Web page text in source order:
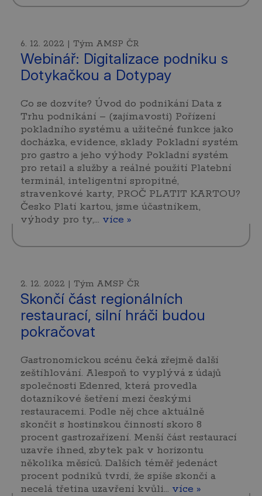
6. 12. 2022 | Tým AMSP ČR
Webinář: Digitalizace podniku s
Dotykačkou a Dotypay
Co se dozvíte? Úvod do podnikání Data z
Trhu podnikání – (zajímavosti) Pořízení
pokladního systému a užitečné funkce jako
docházka, evidence, sklady Pokladní systém
pro gastro a jeho výhody Pokladní systém
pro retail a služby a reálné použití Platební
terminál, inteligentní spropitné,
stravenkové karty, PROČ PLATIT KARTOU?
Česko Platí kartou, jsme účastníkem,
výhody pro ty,… více »
2. 12. 2022 | Tým AMSP ČR
Skončí část regionálních
restaurací, silní hráči budou
pokračovat
Gastronomickou scénu čeká zřejmě další
zeštíhlování. Alespoň to vyplývá z údajů
společnosti Edenred, která provedla
dotazníkové šetření mezi českými
restauracemi. Podle něj chce aktuálně
skončit s hostinskou činností skoro 8
procent gastrozařízení. Menší část restaurací
uzavře ihned, zbytek pak v horizontu
několika měsíců. Dalších téměř jedenáct
procent podniků tvrdí, že spíše skončí a
necelá třetina uzavření kvůli… více »